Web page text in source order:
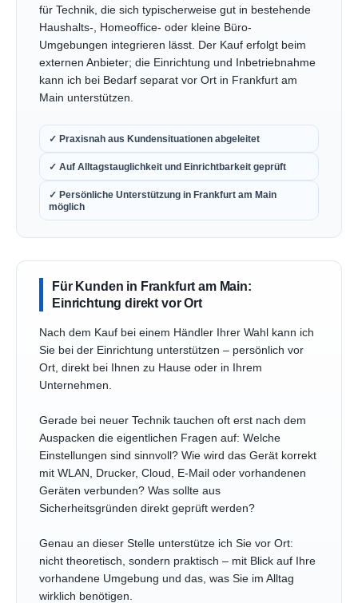
für Technik, die sich typischerweise gut in bestehende
Haushalts-, Homeoffice- oder kleine Büro-
Umgebungen integrieren lässt. Der Kauf erfolgt beim
externen Anbieter; die Einrichtung und Inbetriebnahme
kann ich bei Bedarf separat vor Ort in Frankfurt am
Main unterstützen.
✓ Praxisnah aus Kundensituationen abgeleitet
✓ Auf Alltagstauglichkeit und Einrichtbarkeit geprüft
✓ Persönliche Unterstützung in Frankfurt am Main
möglich
Für Kunden in Frankfurt am Main:
Einrichtung direkt vor Ort
Nach dem Kauf bei einem Händler Ihrer Wahl kann ich
Sie bei der Einrichtung unterstützen – persönlich vor
Ort, direkt bei Ihnen zu Hause oder in Ihrem
Unternehmen.
Gerade bei neuer Technik tauchen oft erst nach dem
Auspacken die eigentlichen Fragen auf: Welche
Einstellungen sind sinnvoll? Wie wird das Gerät korrekt
mit WLAN, Drucker, Cloud, E-Mail oder vorhandenen
Geräten verbunden? Was sollte aus
Sicherheitsgründen direkt geprüft werden?
Genau an dieser Stelle unterstütze ich Sie vor Ort:
nicht theoretisch, sondern praktisch – mit Blick auf Ihre
vorhandene Umgebung und das, was Sie im Alltag
wirklich benötigen.